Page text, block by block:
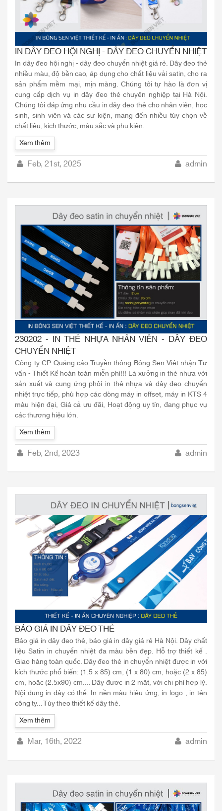
IN DÂY ĐEO HỘI NGHỊ - DÂY ĐEO CHUYỂN NHIỆT
In dây đeo hội nghị - dây đeo chuyển nhiệt giá rẻ. Dây đeo thẻ
nhiều màu, độ bền cao, áp dụng cho chất liệu vải satin, cho ra
sản phẩm mềm mại, mịn màng. Chúng tôi tự hào là đơn vị
cung cấp dịch vụ in dây đeo thẻ chuyên nghiệp tại Hà Nội.
Chúng tôi đáp ứng nhu cầu in dây đeo thẻ cho nhân viên, học
sinh, sinh viên và các sự kiện, mang đến nhiều tùy chọn về
chất liệu, kích thước, màu sắc và phụ kiện.
Xem thêm
Feb, 21st, 2025 admin
230202 - IN THẺ NHỰA NHÂN VIÊN - DÂY ĐEO
CHUYỂN NHIỆT
Công ty CP Quảng cáo Truyền thông Bông Sen Việt nhận Tư
vấn - Thiết Kế hoàn toàn miễn phí!!! Là xưởng in thẻ nhựa với
sản xuất và cung ứng phôi in thẻ nhựa và dây đeo chuyển
nhiệt trực tiếp, phù hợp các dòng máy in offset, máy in KTS 4
màu hiện đại, Giá cả ưu đãi, Hoạt động uy tín, đang phục vụ
các thương hiệu lớn.
Xem thêm
Feb, 2nd, 2023 admin
BÁO GIÁ IN DÂY ĐEO THẺ
Báo giá in dây đeo thẻ, báo giá in dây giá rẻ Hà Nội. Dây chất
liệu Satin in chuyển nhiệt đa màu bền đẹp. Hỗ trợ thiết kế .
Giao hàng toàn quốc. Dây đeo thẻ in chuyển nhiệt được in với
kích thước phổ biến: (1.5 x 85) cm, (1 x 80) cm, hoặc (2 x 85)
cm, hoặc (2.5x90) cm.... Dây được in 2 mặt, với chi phí hợp lý.
Nội dung in dây có thể: In nền màu hiệu ứng, in logo , in tên
công ty... Tùy theo thiết kế dây thẻ.
Xem thêm
Mar, 16th, 2022 admin